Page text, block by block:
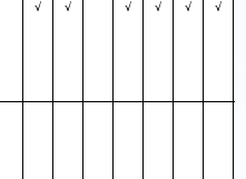
√ √ √ √ √ √